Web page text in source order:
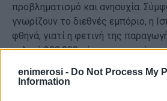
enimerosi - Do Not Process My
Information
προβληματισμό και ανησυχία.
γνωρίζουν το διεθνές εμπόριο, η
φθηνά, γιατί η φετινή της
τελικά 200.000 τόνους παραπάνω
παραγωγή θα είναι ακόμα